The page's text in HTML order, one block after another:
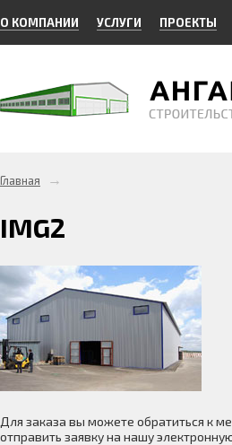
О КОМПАНИИ УСЛУГИ ПРОЕКТЫ
Главная →
IMG2
Для заказа вы можете обратиться к
отправить заявку на нашу